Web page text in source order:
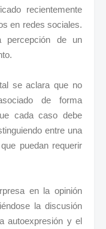
recientemente
en redes sociales.
percepción de un
se aclara que no
de forma
cada caso debe
entre una
puedan requerir
en la opinión
la discusión
autoexpresión y el